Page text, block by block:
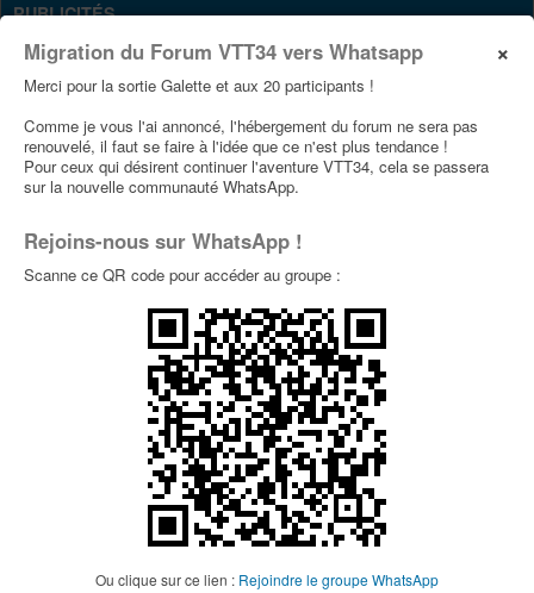
×
Migration du Forum VTT34 vers Whatsapp
Merci pour la sortie Galette et aux 20 participants !
Comme je vous l'ai annoncé, l'hébergement du forum ne sera pas
renouvelé, il faut se faire à l'idée que ce n'est plus tendance !
Pour ceux qui désirent continuer l'aventure VTT34, cela se passera
sur la nouvelle communauté WhatsApp.
Rejoins-nous sur WhatsApp !
Scanne ce QR code pour accéder au groupe :
Ou clique sur ce lien : Rejoindre le groupe WhatsApp
PUBLICITÉS